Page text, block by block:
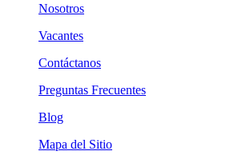
Nosotros
Vacantes
Contáctanos
Preguntas Frecuentes
Blog
Mapa del Sitio